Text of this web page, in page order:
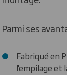
Parmi ses
Fabriqué en
l'empilage et